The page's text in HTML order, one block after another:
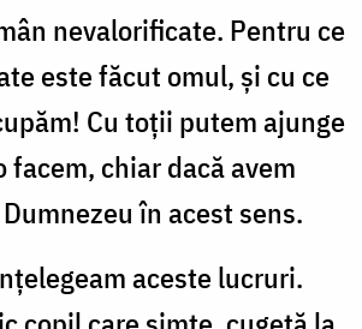
nevalorificate. Pentru ce
este făcut omul, şi cu ce
Cu toţii putem ajunge
chiar dacă avem
în acest sens.
aceste lucruri.